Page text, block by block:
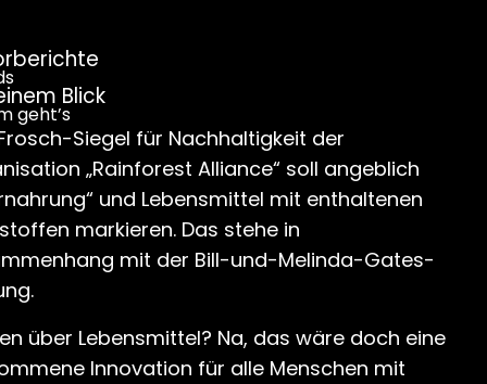
Blick
geht’s
Siegel für Nachhaltigkeit der
„Rainforest Alliance“ soll angeblich
und Lebensmittel mit enthaltenen
markieren. Das stehe in
mit der Bill-und-Melinda-Gates-
über Lebensmittel? Na, das wäre doch eine
Innovation für alle Menschen mit